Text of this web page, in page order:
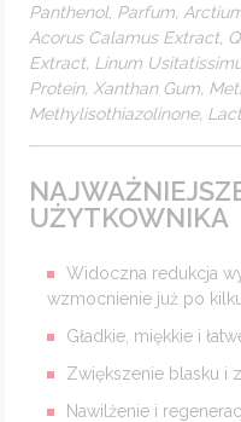
Panthenol, Parfum,
Acorus Calamus Extract,
Extract, Linum
Protein, Xanthan Gum,
Methylisothiazolinone,
UŻYTKOWNIKA
Widoczna redukcja
wzmocnienie już po
Gładkie, miękkie i
Zwiększenie blasku i
Nawilżenie i